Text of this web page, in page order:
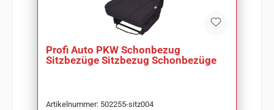
Profi Auto PKW Schonbezug
Sitzbezüge Sitzbezug Schonbezüge
Artikelnummer: 502255-sitz004